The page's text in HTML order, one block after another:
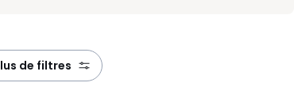
plus de filtres